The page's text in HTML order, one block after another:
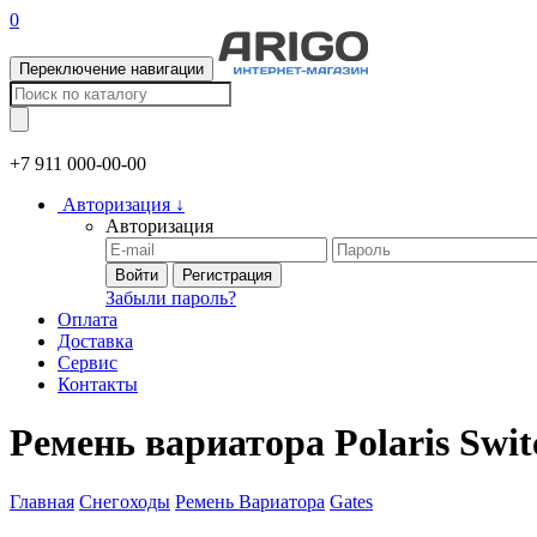
0
Переключение навигации
+7 911 000-00-00
Авторизация ↓
Авторизация
Войти Регистрация
Забыли пароль?
Оплата
Доставка
Сервис
Контакты
Ремень вариатора Polaris
Главная Снегоходы Ремень Вариатора Gates